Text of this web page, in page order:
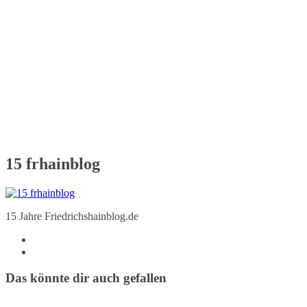
15 frhainblog
15 Jahre Friedrichshainblog.de
Das könnte dir auch gefallen